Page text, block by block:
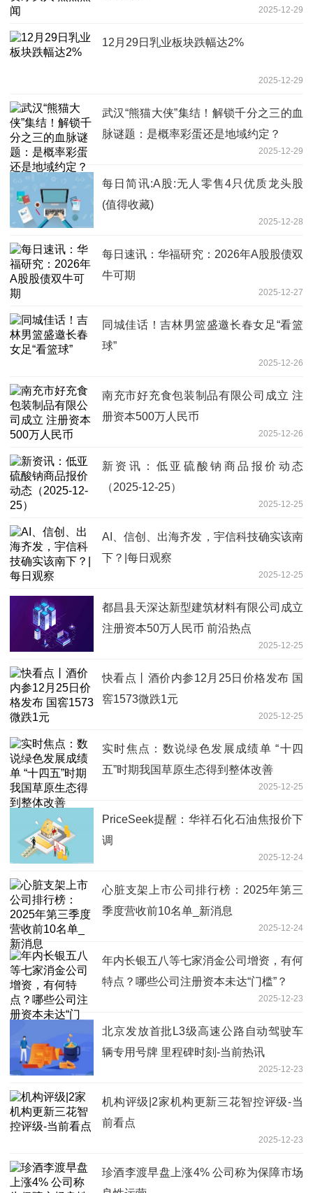
2025-12-29
12月29日乳业板块跌幅达2%
2025-12-29
武汉“熊猫大侠”集结！解锁千分之三的血
脉谜题：是概率彩蛋还是地域约定？
2025-12-29
每日简讯:A股:无人零售4只优质龙头股
(值得收藏)
2025-12-28
每日速讯：华福研究：2026年A股股债双
牛可期
2025-12-27
同城佳话！吉林男篮盛邀长春女足“看篮
球”
2025-12-26
南充市好充食包装制品有限公司成立 注
册资本500万人民币
2025-12-26
新资讯：低亚硫酸钠商品报价动态
（2025-12-25）
2025-12-25
AI、信创、出海齐发，宇信科技确实该南
下？|每日观察
2025-12-25
都昌县天深达新型建筑材料有限公司成立
注册资本50万人民币 前沿热点
2025-12-25
快看点丨酒价内参12月25日价格发布 国
窖1573微跌1元
2025-12-25
实时焦点：数说绿色发展成绩单 “十四
五”时期我国草原生态得到整体改善
2025-12-25
PriceSeek提醒：华祥石化石油焦报价下
调
2025-12-24
心脏支架上市公司排行榜：2025年第三
季度营收前10名单_新消息
2025-12-24
年内长银五八等七家消金公司增资，有何
特点？哪些公司注册资本未达“门槛”？
2025-12-23
北京发放首批L3级高速公路自动驾驶车
辆专用号牌 里程碑时刻-当前热讯
2025-12-23
机构评级|2家机构更新三花智控评级-当
前看点
2025-12-23
珍酒李渡早盘上涨4% 公司称为保障市场